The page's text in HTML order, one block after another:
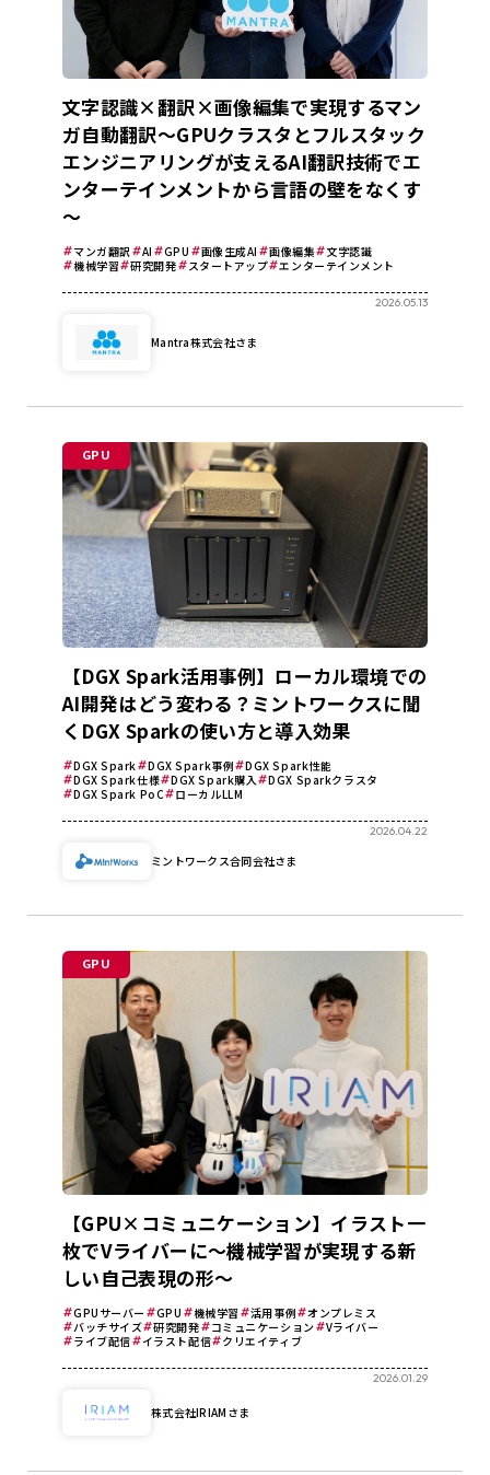
文字認識×翻訳×画像編集で実現するマン
ガ自動翻訳～GPUクラスタとフルスタック
エンジニアリングが支えるAI翻訳技術でエ
ンターテインメントから言語の壁をなくす
～
マンガ翻訳 AI GPU 画像生成AI 画像編集
文字認識
機械学習
研究開発 スタートアップ エンターテインメント
2026.05.13
Mantra株式会社さま
GPU
【DGX Spark活用事例】ローカル環境での
AI開発はどう変わる？ミントワークスに聞
くDGX Sparkの使い方と導入効果
DGX Spark DGX Spark事例
DGX Spark性能
DGX Spark仕様
DGX Spark購入
DGX Sparkクラスタ
DGX Spark PoC
ローカルLLM
2026.04.22
ミントワークス合同会社さま
GPU
【GPU×コミュニケーション】イラスト一
枚でVライバーに～機械学習が実現する新
しい自己表現の形～
GPUサーバー GPU 機械学習 活用事例
オンプレミス
バッチサイズ
研究開発 コミュニケーション
Vライバー
ライブ配信
イラスト配信 クリエイティブ
2026.01.29
株式会社IRIAMさま